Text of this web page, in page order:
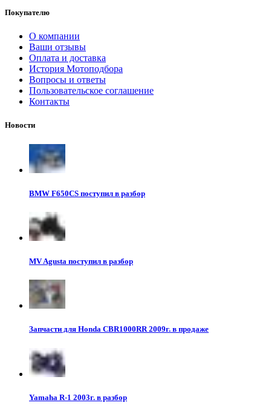
Покупателю
О компании
Ваши отзывы
Оплата и доставка
История Мотоподбора
Вопросы и ответы
Пользовательское соглашение
Контакты
Новости
BMW F650CS поступил в разбор
MV Agusta поступил в разбор
Запчасти для Honda CBR1000RR 2009г. в продаже
Yamaha R-1 2003г. в разбор